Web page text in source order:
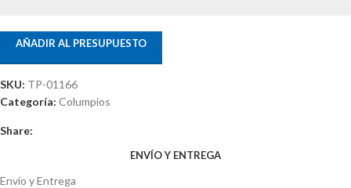
AÑADIR AL PRESUPUESTO
SKU: TP-01166
Categoría: Columpios
Share:
ENVÍO Y ENTREGA
Envío y Entrega